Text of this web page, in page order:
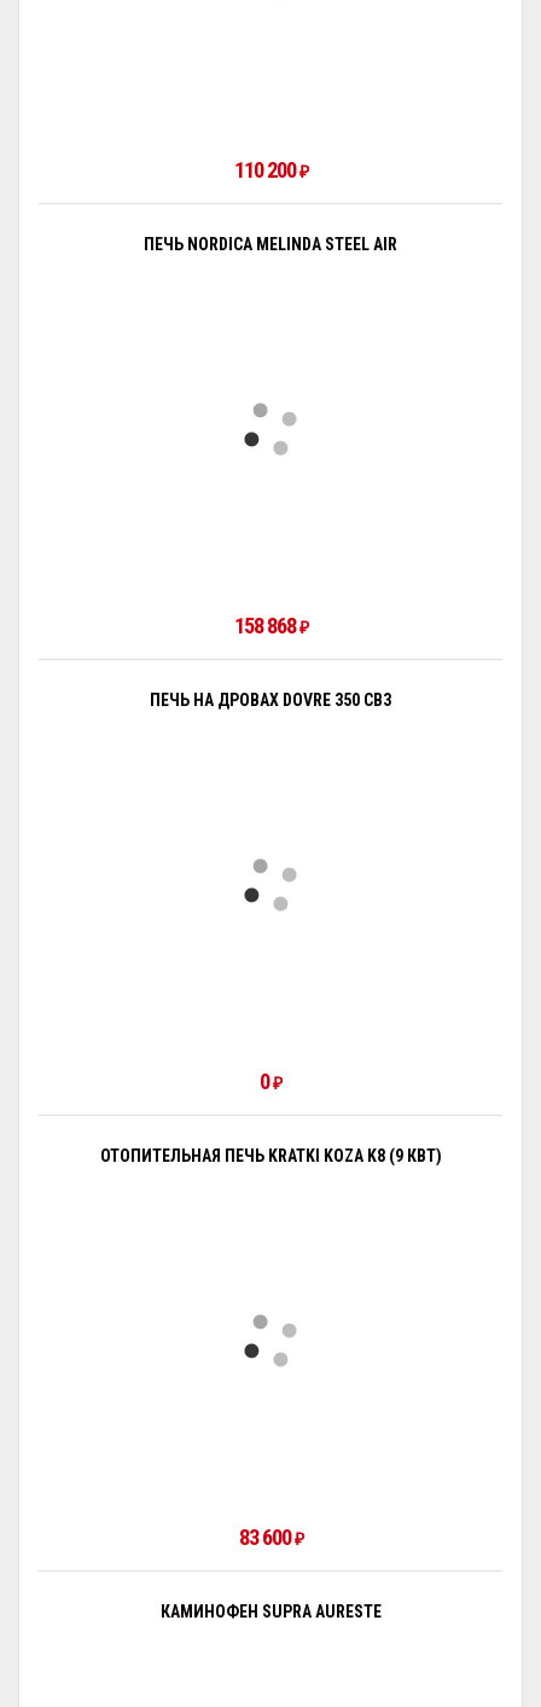
110 200₽
ПЕЧЬ NORDICA MELINDA STEEL AIR
158 868₽
ПЕЧЬ НА ДРОВАХ DOVRE 350 CB3
0₽
ОТОПИТЕЛЬНАЯ ПЕЧЬ KRATKI KOZA K8 (9 КВТ)
83 600₽
КАМИНОФЕН SUPRA AURESTE